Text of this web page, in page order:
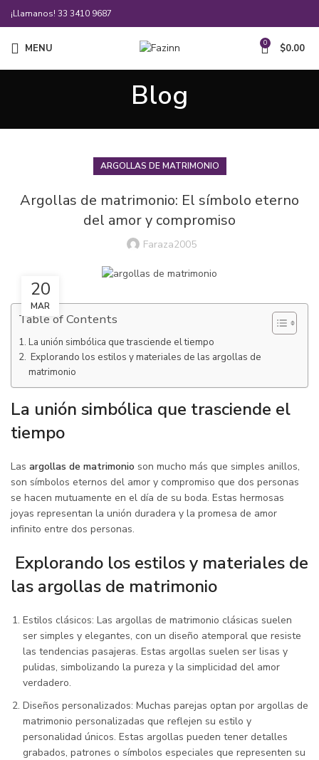
¡Llamanos! 33 3410 9687
MENU 0 $0.00
Blog
ARGOLLAS DE MATRIMONIO
Argollas de matrimonio: El símbolo eterno
del amor y compromiso
Faraza2005
20
MAR
Table of Contents
La unión simbólica que trasciende el tiempo
Explorando los estilos y materiales de las argollas de
matrimonio
La unión simbólica que trasciende el
tiempo
Las argollas de matrimonio son mucho más que simples anillos,
son símbolos eternos del amor y compromiso que dos personas
se hacen mutuamente en el día de su boda. Estas hermosas
joyas representan la unión duradera y la promesa de amor
infinito entre dos personas.
Explorando los estilos y materiales de
las argollas de matrimonio
Estilos clásicos: Las argollas de matrimonio clásicas suelen
ser simples y elegantes, con un diseño atemporal que resiste
las tendencias pasajeras. Estas argollas suelen ser lisas y
pulidas, simbolizando la pureza y la simplicidad del amor
verdadero.
Diseños personalizados: Muchas parejas optan por argollas de
matrimonio personalizadas que reflejen su estilo y
personalidad únicos. Estas argollas pueden tener detalles
grabados, patrones o símbolos especiales que representen su